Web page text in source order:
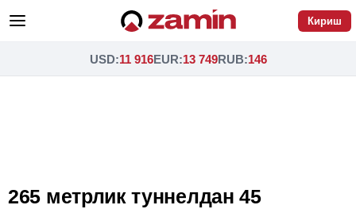
Кириш
USD:11 916EUR:13 749RUB:146
265 метрлик туннелдан 45